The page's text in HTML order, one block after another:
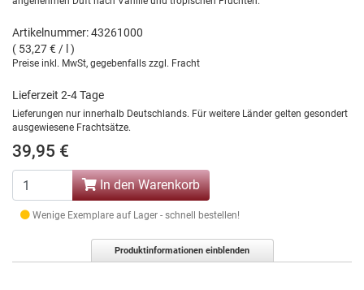
Artikelnummer: 43261000
( 53,27 € / l )
Preise inkl. MwSt, gegebenfalls zzgl. Fracht
Lieferzeit 2-4 Tage
Lieferungen nur innerhalb Deutschlands. Für weitere Länder gelten gesondert
ausgewiesene Frachtsätze.
39,95 €
In den Warenkorb
Wenige Exemplare auf Lager - schnell bestellen!
Produktinformationen einblenden